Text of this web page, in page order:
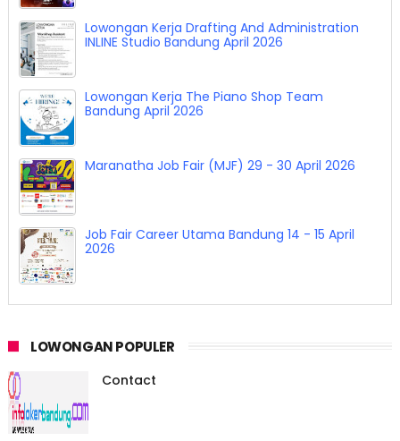
Lowongan Kerja Drafting And Administration
INLINE Studio Bandung April 2026
Lowongan Kerja The Piano Shop Team
Bandung April 2026
Maranatha Job Fair (MJF) 29 - 30 April 2026
Job Fair Career Utama Bandung 14 - 15 April
2026
LOWONGAN POPULER
Contact